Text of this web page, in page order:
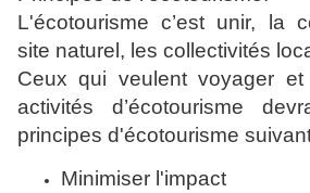
L'écotourisme c’est unir, la
site naturel, les collectivités
Ceux qui veulent voyager
activités d’écotourisme
principes d'écotourisme
Minimiser l'impact